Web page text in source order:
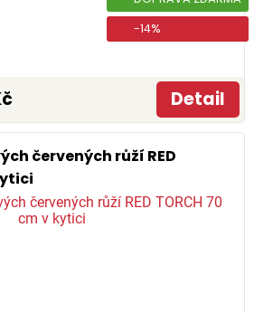
-14%
Detail
červených růží RED